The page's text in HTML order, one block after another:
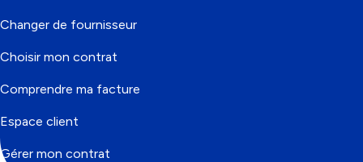
Changer de fournisseur
Choisir mon contrat
Comprendre ma facture
Espace client
Gérer mon contrat